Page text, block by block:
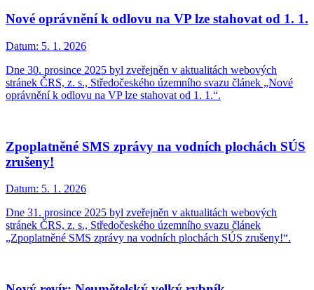
Nové oprávnění k odlovu na VP lze stahovat od 1. 1.
Datum: 5. 1. 2026
Dne 30. prosince 2025 byl zveřejněn v aktualitách webových
stránek ČRS, z. s., Středočeského územního svazu článek „Nové
oprávnění k odlovu na VP lze stahovat od 1. 1.“.
Zpoplatněné SMS zprávy na vodních plochách SÚS
zrušeny!
Datum: 5. 1. 2026
Dne 31. prosince 2025 byl zveřejněn v aktualitách webových
stránek ČRS, z. s., Středočeského územního svazu článek
„Zpoplatněné SMS zprávy na vodních plochách SÚS zrušeny!“.